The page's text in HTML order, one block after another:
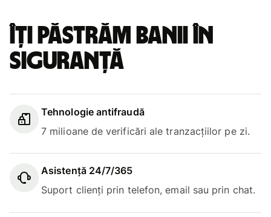
Îți păstrăm banii în
siguranță
Tehnologie antifraudă
7 milioane de verificări ale tranzacțiilor pe zi.
Asistență 24/7/365
Suport clienți prin telefon, email sau prin chat.